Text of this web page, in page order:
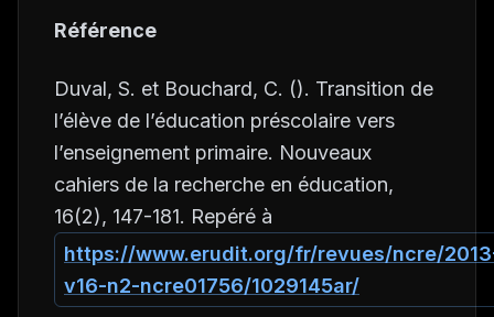
Référence
Duval, S. et Bouchard, C. (). Transition de
l’élève de l’éducation préscolaire vers
l’enseignement primaire. Nouveaux
cahiers de la recherche en éducation,
16(2), 147-181. Repéré à
https://www.erudit.org/fr/revues/ncre/
v16-n2-ncre01756/1029145ar/